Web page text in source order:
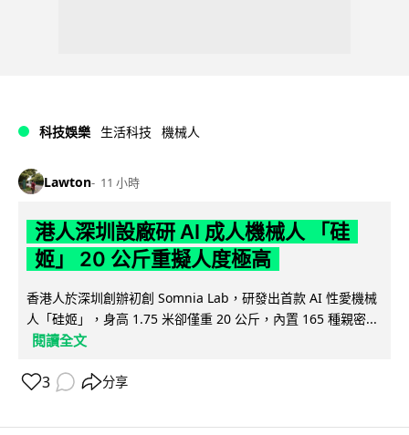
科技娛樂 生活科技 機械人
Lawton 11 小時
港人深圳設廠研 AI 成人機械人 「硅
姬」 20 公斤重擬人度極高
香港人於深圳創辦初創 Somnia Lab，研發出首款 AI 性愛機械
人「硅姬」，身高 1.75 米卻僅重 20 公斤，內置 165 種親密...
閱讀全文
3 分享